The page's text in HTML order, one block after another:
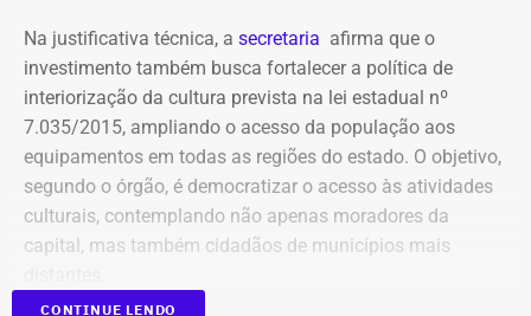
Declaração de bens de Bernardo Rossi em 2014 — Foto:
impulsionamentos e cita morte de
criança como exemplo de fake news
As 31 publicações relacionadas pela prefeitura tratam de
assuntos diversos. A lista inclui manchetes sobre prisões
na Assembleia Legislativa, supostos acordos políticos,
sucessão municipal, alterações no Fundo Municipal do
fiscalização urbana, lixo, uniformes escolares, número de
Na justificativa técnica, a secretaria afirma que o
investimento também busca fortalecer a política de
interiorização da cultura prevista na lei estadual nº
7.035/2015, ampliando o acesso da população aos
equipamentos em todas as regiões do estado. O objetivo,
segundo o órgão, é democratizar o acesso às atividades
culturais, contemplando não apenas moradores da
capital, mas também cidadãos de municípios mais
CONTINUE LENDO